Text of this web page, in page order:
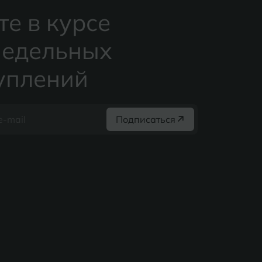
в курсе
Подписаться